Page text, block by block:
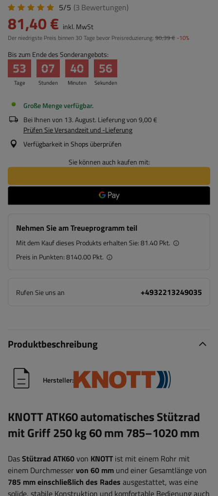
5/5 (3 Bewertungen)
81,40 € inkl. MwSt
Der niedrigste Preis binnen 30 Tage bevor Preisreduzierung: 90,39 € -10%
Bis zum Ende des Sonderangebots:
Tage
53
Stunden
07
Minuten
40
Sekunden
55
Große Menge verfügbar
Bei Ihnen von 13. August. Lieferung von9,00 €
Prüfen Sie Versandzeit und -Lieferung
Verfügbarkeit in Shops überprüfen
Sie können auch kaufen mit:
Nehmen Sie am Treueprogramm teil
Mit dem Kauf dieses Produkts erhalten Sie:81.40 Pkt.
Preis in Punkten:8140.00 Pkt.
Rufen Sie uns an +4932213249035
Produktbeschreibung
Hersteller:
KNOTT ATK60 automatisches Stützrad
mit Griff 250 kg 60 mm 785–1020 mm
DasStützrad ATK60von KNOTTist mit einem Rohr mit
einem Durchmesservon 60 mm und einer Gesamtlänge von
785 mm einschließlich des Rades ausgestattet, was eine
solide, stabile Konstruktion und komfortable Bedienung auch